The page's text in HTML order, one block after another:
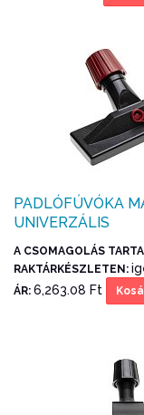
PADLÓFÚVÓKA
UNIVERZÁLIS
A CSOMAGOLÁS
RAKTÁRKÉSZLETEN:
ÁR: 6,263.08 Ft